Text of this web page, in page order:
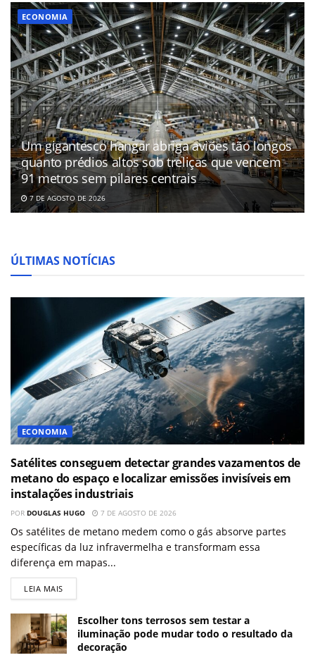
ECONOMIA
Um gigantesco hangar abriga aviões tão longos
quanto prédios altos sob treliças que vencem
91 metros sem pilares centrais
7 DE AGOSTO DE 2026
ÚLTIMAS NOTÍCIAS
ECONOMIA
Satélites conseguem detectar grandes vazamentos de
metano do espaço e localizar emissões invisíveis em
instalações industriais
POR DOUGLAS HUGO 7 DE AGOSTO DE 2026
Os satélites de metano medem como o gás absorve partes
específicas da luz infravermelha e transformam essa
diferença em mapas...
LEIA MAIS
Escolher tons terrosos sem testar a
iluminação pode mudar todo o resultado da
decoração